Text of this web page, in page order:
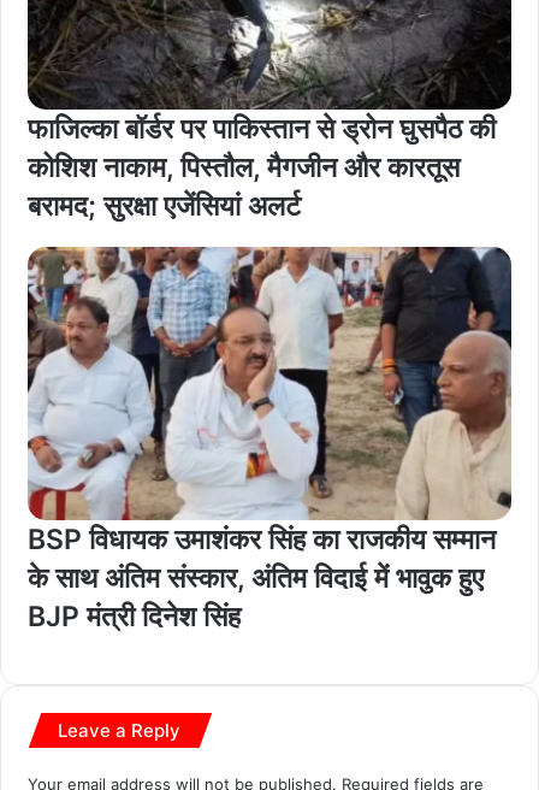
फाजिल्का बॉर्डर पर पाकिस्तान से ड्रोन घुसपैठ की
कोशिश नाकाम, पिस्तौल, मैगजीन और कारतूस
बरामद; सुरक्षा एजेंसियां अलर्ट
BSP विधायक उमाशंकर सिंह का राजकीय सम्मान
के साथ अंतिम संस्कार, अंतिम विदाई में भावुक हुए
BJP मंत्री दिनेश सिंह
Leave a Reply
Your email address will not be published. Required fields are